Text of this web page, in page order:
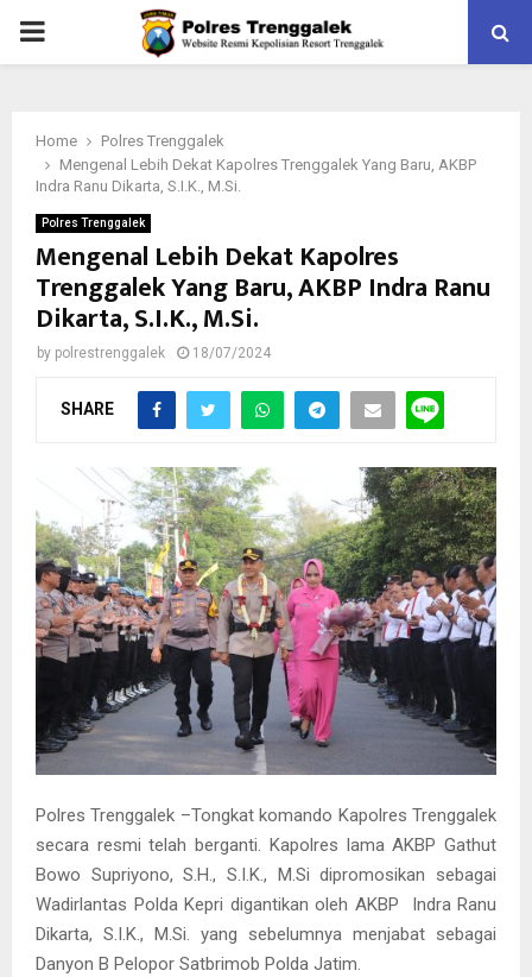
PRIMARY
Home
Polres Trenggalek
Mengenal Lebih Dekat Kapolres Trenggalek Yang Baru, AKBP
Indra Ranu Dikarta, S.I.K., M.Si.
Polres Trenggalek
Mengenal Lebih Dekat Kapolres
Trenggalek Yang Baru, AKBP Indra Ranu
Dikarta, S.I.K., M.Si.
by polrestrenggalek 18/07/2024
SHARE
Polres Trenggalek –Tongkat komando Kapolres Trenggalek
secara resmi telah berganti. Kapolres lama AKBP Gathut
Bowo Supriyono, S.H., S.I.K., M.Si dipromosikan sebagai
Wadirlantas Polda Kepri digantikan oleh AKBP Indra Ranu
Dikarta, S.I.K., M.Si. yang sebelumnya menjabat sebagai
Danyon B Pelopor Satbrimob Polda Jatim.